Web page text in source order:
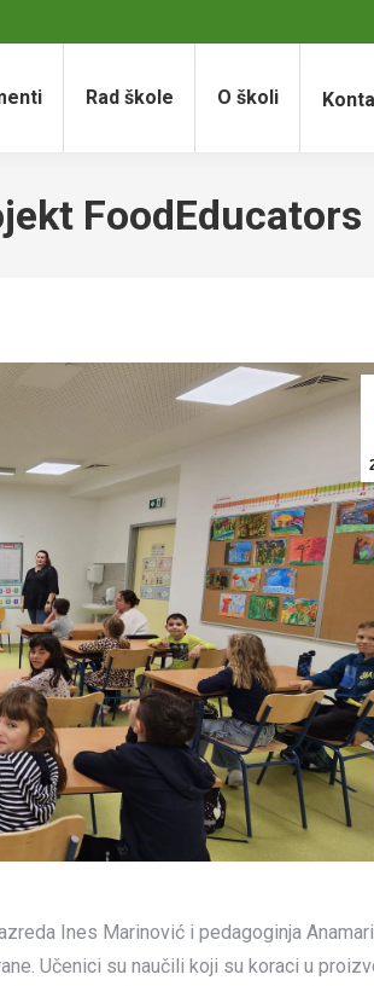
Rad škole O školi
FoodEducators
Ines Marinović i pedagoginja
Učenici su naučili koji su koraci u